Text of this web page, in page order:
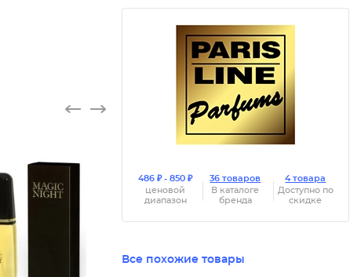
486 ₽ - 850 ₽
ценовой
диапазон
36 товаров
В каталоге
бренда
4 товара
Доступно по
скидке
Все похожие товары